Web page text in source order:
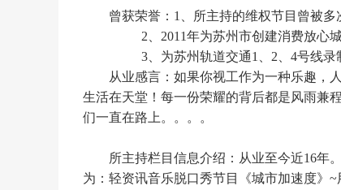
曾获荣誉：1、所主持的维权节目曾被多
2、2011年为苏州市创建消费放心城
3、为苏州轨道交通1、2、4号线录
从业感言：如果你视工作为一种乐趣，
生活在天堂！每一份荣耀的背后都是风雨兼
们一直在路上。。。。
所主持栏目信息介绍：从业至今近16年
为：轻资讯音乐脱口秀节目《城市加速度》